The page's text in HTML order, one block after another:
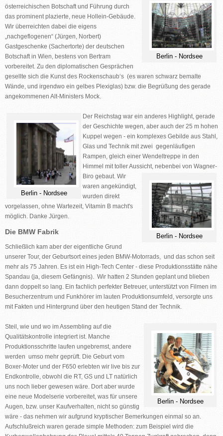
Berlin - Nordsee
österreichischen Botschaft und Führung durch
das prominent plazierte, neue Hollein-Gebäude.
Wir überreichten dabei die eigens
„nachgeflogenen“ (Jürgen, Norbert)
Gastgeschenke (Sachertorte) der deutschen
Botschaft in Wien, bestens von Bertram
vorbereitet. Zu den diplomatischen Gesprächen
gesellte sich die Kunst des Rockenschaub‘s (es waren schwarz bemalte
Wände, und irgendwo ein gelbes Plexiglas) bzw. die Begrüßung des gerade
angekommenen Alt-Ministers Mock.
Berlin - Nordsee
Der Reichstag war ein anderes Highlight, gerade
der Geschichte wegen, aber auch der 25 m hohen
Kuppel wegen - ein komplexes Gebilde aus Stahl,
Glas und Technik mit zwei gegenläufigen
Rampen, gleich einer Wendeltreppe in den
Himmel mit toller Aussicht, nebenbei von Wagner-
Biro gebaut.
Berlin - Nordsee
Wir
waren angekündigt,
wurden direkt
vorgelassen, ohne Wartezeit, Vitamin B macht's
möglich. Danke Jürgen.
Die BMW Fabrik
Schließlich kam aber der eigentliche Grund
unserer Tour, der Geburtsort eines jeden BMW-Motorrads, und das schon seit
mehr als 75 Jahren. Es ist ein High-Tech Center - diese Produktionsstätte nähe
Spandau (ja, diesem Gefängnis). Wir hatten 2 Stunden geplant und blieben
dann doppelt so lang. Ein fachlich perfekter Betreuer, unterstützt von Filmen im
Besucherzentrum und Funkhörer im lauten Produktionsumfeld, versorgte uns
mit Fakten und Hintergrund über den heutigen Stand der Technik.
Berlin - Nordsee
Steil, wie und wo im Assembling auf die
Qualitätskontrolle integriert ist. Manche
Produktionsschritte laufen ungebremst, andere
werden umso mehr geprüft. Die Geburt vom
Boxer-Moter und der F650 erlebten wir live bis zur
Endkontrolle, obwohl die RT, GS und LT natürlich
uns noch lieber gewesen wäre. Dort aber wurde
eine neue Modelserie vorbereitet, was für unsere
Augen, bzw. unser Kaufverhalten, nicht so günstig
wäre - das nehmen wir aufgrund kryptischer Bemerkungen einmal so an.
Aufschlußreich waren gerade simple Methoden: zum Beispiel wird die